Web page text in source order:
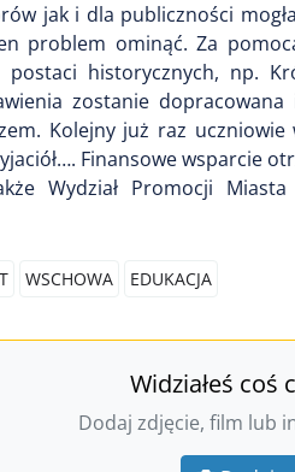
jak i dla publiczności
problem ominąć. Za
historycznych, np.
zostanie
Kolejny już raz
Finansowe wsparcie
Wydział Promocji
WSCHOWA EDUKACJA
Widziałeś coś
Dodaj zdjęcie, film lub